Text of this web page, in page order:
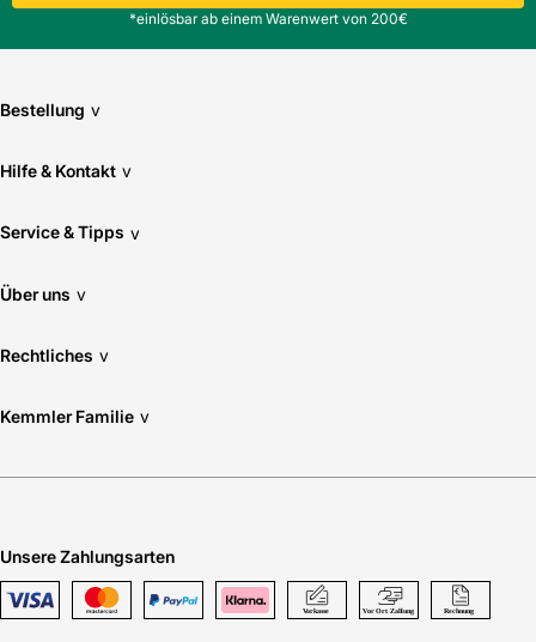
*einlösbar ab einem Warenwert von 200€
Bestellung v
Hilfe & Kontakt v
Service & Tipps v
Über uns v
Rechtliches v
Kemmler Familie v
Unsere Zahlungsarten